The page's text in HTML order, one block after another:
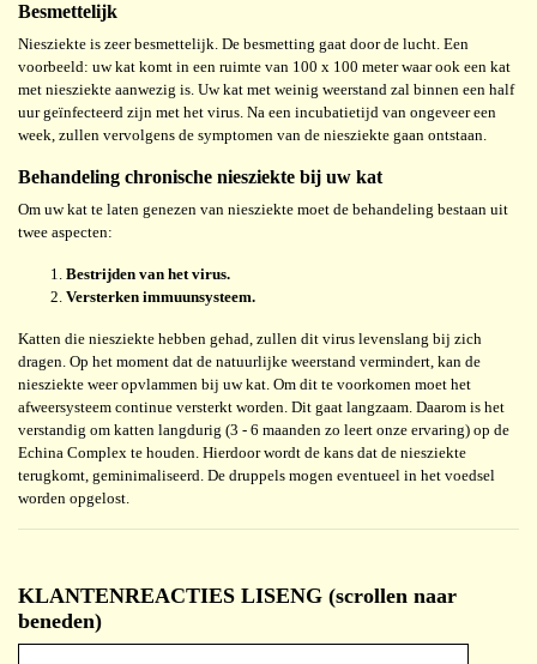
Besmettelijk
Niesziekte is zeer besmettelijk. De besmetting gaat door de lucht. Een
voorbeeld: uw kat komt in een ruimte van 100 x 100 meter waar ook een kat
met niesziekte aanwezig is. Uw kat met weinig weerstand zal binnen een half
uur geïnfecteerd zijn met het virus. Na een incubatietijd van ongeveer een
week, zullen vervolgens de symptomen van de niesziekte gaan ontstaan.
Behandeling chronische niesziekte bij uw kat
Om uw kat te laten genezen van niesziekte moet de behandeling bestaan uit
twee aspecten:
Bestrijden van het virus.
Versterken immuunsysteem.
Katten die niesziekte hebben gehad, zullen dit virus levenslang bij zich
dragen. Op het moment dat de natuurlijke weerstand vermindert, kan de
niesziekte weer opvlammen bij uw kat. Om dit te voorkomen moet het
afweersysteem continue versterkt worden. Dit gaat langzaam. Daarom is het
verstandig om katten langdurig (3 - 6 maanden zo leert onze ervaring) op de
Echina Complex te houden. Hierdoor wordt de kans dat de niesziekte
terugkomt, geminimaliseerd. De druppels mogen eventueel in het voedsel
worden opgelost.
KLANTENREACTIES LISENG (scrollen naar
beneden)